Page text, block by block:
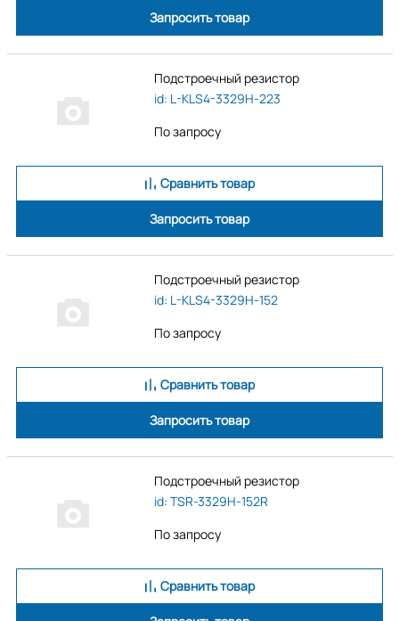
Запросить товар
Подстроечный резистор
id: L-KLS4-3329H-223
По запросу
Сравнить товар
Запросить товар
Подстроечный резистор
id: L-KLS4-3329H-152
По запросу
Сравнить товар
Запросить товар
Подстроечный резистор
id: TSR-3329H-152R
По запросу
Сравнить товар